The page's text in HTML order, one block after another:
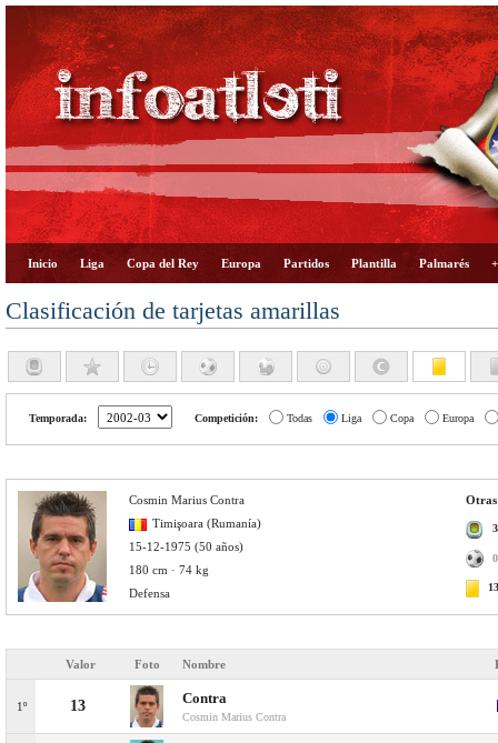
Inicio Liga Copa del Rey Europa Partidos Plantilla Palmarés
Clasificación de tarjetas amarillas
Temporada: Competición: Todas Liga Copa Europa
Otras
0
13
Cosmin Marius Contra
Timişoara (Rumanía)
15-12-1975 (50 años)
180 cm · 74 kg
Defensa
Valor Foto Nombre
1º 13 Contra
Cosmin Marius Contra